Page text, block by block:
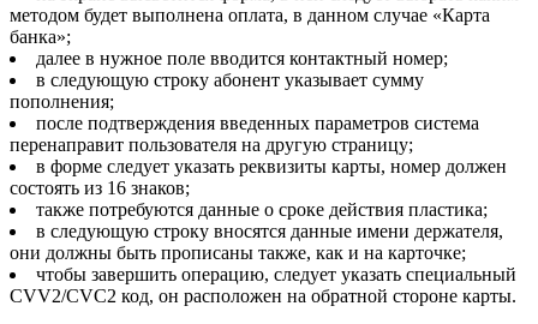
методом будет выполнена оплата, в данном случае «Карта
банка»;
далее в нужное поле вводится контактный номер;
в следующую строку абонент указывает сумму
пополнения;
после подтверждения введенных параметров система
перенаправит пользователя на другую страницу;
в форме следует указать реквизиты карты, номер должен
состоять из 16 знаков;
также потребуются данные о сроке действия пластика;
в следующую строку вносятся данные имени держателя,
они должны быть прописаны также, как и на карточке;
чтобы завершить операцию, следует указать специальный
CVV2/CVC2 код, он расположен на обратной стороне карты.